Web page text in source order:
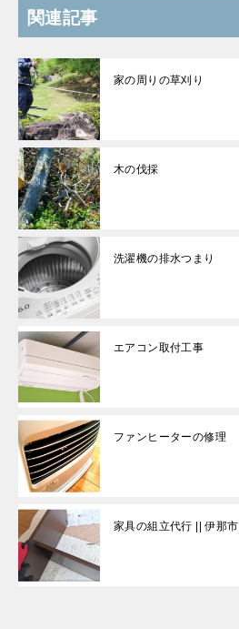
関連記事
家の周りの草刈り
木の伐採
洗濯機の排水つまり
エアコン取付工事
ファンヒーターの修理
家具の組立代行 || 伊那市